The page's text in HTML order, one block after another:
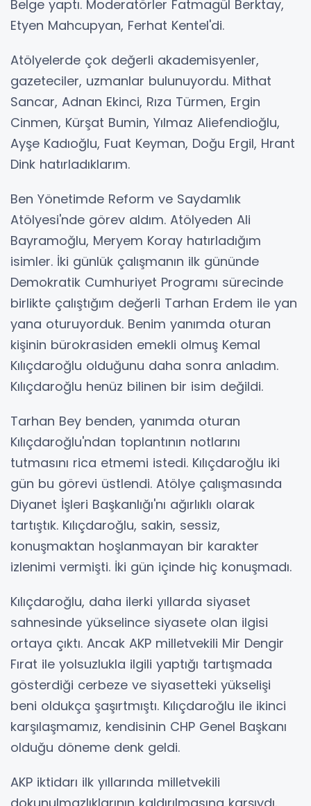
Belge yaptı. Moderatörler Fatmagül Berktay,
Etyen Mahcupyan, Ferhat Kentel'di.
Atölyelerde çok değerli akademisyenler,
gazeteciler, uzmanlar bulunuyordu. Mithat
Sancar, Adnan Ekinci, Rıza Türmen, Ergin
Cinmen, Kürşat Bumin, Yılmaz Aliefendioğlu,
Ayşe Kadıoğlu, Fuat Keyman, Doğu Ergil, Hrant
Dink hatırladıklarım.
Ben Yönetimde Reform ve Saydamlık
Atölyesi'nde görev aldım. Atölyeden Ali
Bayramoğlu, Meryem Koray hatırladığım
isimler. İki günlük çalışmanın ilk gününde
Demokratik Cumhuriyet Programı sürecinde
birlikte çalıştığım değerli Tarhan Erdem ile yan
yana oturuyorduk. Benim yanımda oturan
kişinin bürokrasiden emekli olmuş Kemal
Kılıçdaroğlu olduğunu daha sonra anladım.
Kılıçdaroğlu henüz bilinen bir isim değildi.
Tarhan Bey benden, yanımda oturan
Kılıçdaroğlu'ndan toplantının notlarını
tutmasını rica etmemi istedi. Kılıçdaroğlu iki
gün bu görevi üstlendi. Atölye çalışmasında
Diyanet İşleri Başkanlığı'nı ağırlıklı olarak
tartıştık. Kılıçdaroğlu, sakin, sessiz,
konuşmaktan hoşlanmayan bir karakter
izlenimi vermişti. İki gün içinde hiç konuşmadı.
Kılıçdaroğlu, daha ilerki yıllarda siyaset
sahnesinde yükselince siyasete olan ilgisi
ortaya çıktı. Ancak AKP milletvekili Mir Dengir
Fırat ile yolsuzlukla ilgili yaptığı tartışmada
gösterdiği cerbeze ve siyasetteki yükselişi
beni oldukça şaşırtmıştı. Kılıçdaroğlu ile ikinci
karşılaşmamız, kendisinin CHP Genel Başkanı
olduğu döneme denk geldi.
AKP iktidarı ilk yıllarında milletvekili